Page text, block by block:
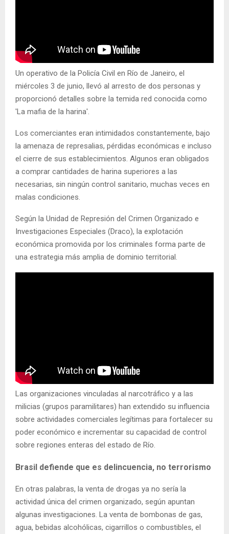
Un operativo de la Policía Civil en Río de Janeiro, el
miércoles 3 de junio, llevó al arresto de dos personas y
proporcionó detalles sobre la temida red conocida como
'La mafia de la harina'.
Los comerciantes eran intimidados constantemente, bajo
la amenaza de represalias, pérdidas económicas e incluso
el cierre de sus establecimientos. Algunos eran obligados
a comprar cantidades de harina superiores a las
necesarias, sin ningún control sanitario, muchas veces en
malas condiciones.
Según la Unidad de Represión del Crimen Organizado e
Investigaciones Especiales (Draco), la explotación
económica promovida por los criminales forma parte de
una estrategia más amplia de dominio territorial.
Las organizaciones vinculadas al narcotráfico y a las
milicias (grupos paramilitares) han extendido su influencia
sobre actividades comerciales legítimas para fortalecer su
poder económico e incrementar su capacidad de control
sobre regiones enteras del estado de Río.
Brasil defiende que es delincuencia, no terrorismo
En otras palabras, la venta de drogas ya no sería la
actividad única del crimen organizado, según apuntan
algunas investigaciones. La venta de bombonas de gas,
agua, bebidas alcohólicas, cigarrillos o combustibles, el